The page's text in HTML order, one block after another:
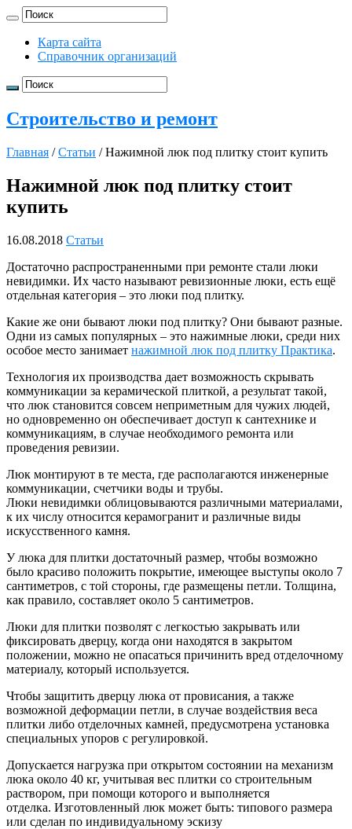
Карта сайта
Справочник организаций
Строительство и ремонт
Главная / Статьи / Нажимной люк под плитку стоит купить
Нажимной люк под плитку стоит
купить
16.08.2018 Статьи
Достаточно распространенными при ремонте стали люки
невидимки. Их часто называют ревизионные люки, есть ещё
отдельная категория – это люки под плитку.
Какие же они бывают люки под плитку? Они бывают разные.
Одни из самых популярных – это нажимные люки, среди них
особое место занимает нажимной люк под плитку Практика.
Технология их производства дает возможность скрывать
коммуникации за керамической плиткой, а результат такой,
что люк становится совсем неприметным для чужих людей,
но одновременно он обеспечивает доступ к сантехнике и
коммуникациям, в случае необходимого ремонта или
проведения ревизии.
Люк монтируют в те места, где располагаются инженерные
коммуникации, счетчики воды и трубы.
Люки невидимки облицовываются различными материалами,
к их числу относится керамогранит и различные виды
искусственного камня.
У люка для плитки достаточный размер, чтобы возможно
было красиво положить покрытие, имеющее выступы около 7
сантиметров, с той стороны, где размещены петли. Толщина,
как правило, составляет около 5 сантиметров.
Люки для плитки позволят с легкостью закрывать или
фиксировать дверцу, когда они находятся в закрытом
положении, можно не опасаться причинить вред отделочному
материалу, который используется.
Чтобы защитить дверцу люка от провисания, а также
возможной деформации петли, в случае воздействия веса
плитки либо отделочных камней, предусмотрена установка
специальных упоров с регулировкой.
Допускается нагрузка при открытом состоянии на механизм
люка около 40 кг, учитывая вес плитки со строительным
раствором, при помощи которого и выполняется
отделка. Изготовленный люк может быть: типового размера
или сделан по индивидуальному эскизу